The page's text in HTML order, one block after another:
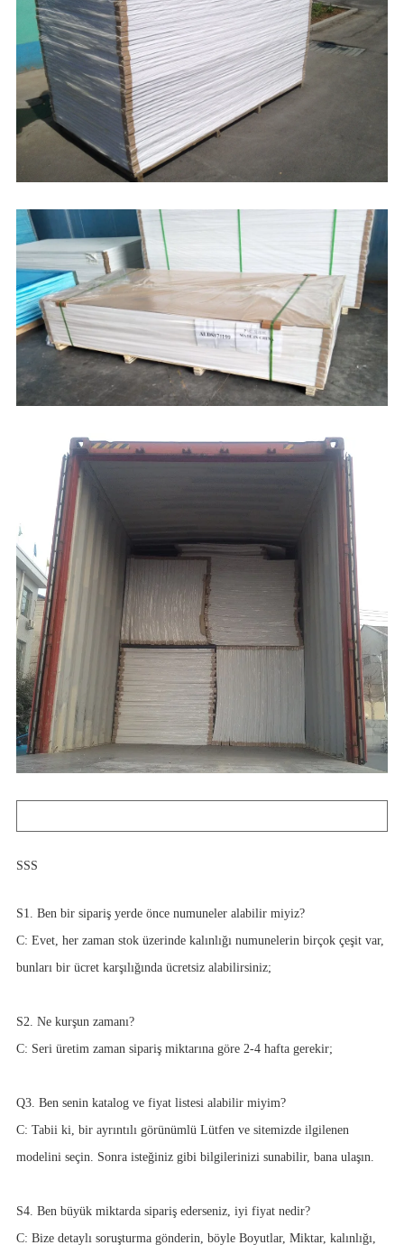
SSS
S1
. Ben bir sipariş yerde önce numuneler alabilir miyiz?
C: Evet, her zaman stok üzerinde kalınlığı numunelerin birçok çeşit var,
bunları bir ücret karşılığında ücretsiz alabilirsiniz;
S2. Ne kurşun zamanı?
C: Seri üretim zaman sipariş miktarına göre 2-4 hafta gerekir;
Q3. Ben senin katalog ve fiyat listesi alabilir miyim?
C: Tabii ki, bir ayrıntılı görünümlü Lütfen ve sitemizde ilgilenen
modelini seçin. Sonra isteğiniz gibi bilgilerinizi sunabilir, bana ulaşın.
S4. Ben büyük miktarda sipariş ederseniz, iyi fiyat nedir?
C: Bize detaylı soruşturma gönderin, böyle Boyutlar, Miktar, kalınlığı,